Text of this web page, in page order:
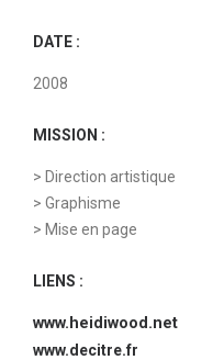
DATE :
2008
MISSION :
> Direction artistique
> Graphisme
> Mise en page
LIENS :
www.heidiwood.net
www.decitre.fr